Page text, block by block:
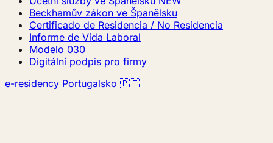
Beckhamův zákon ve Španělsku
Certificado de Residencia / No Residencia
Informe de Vida Laboral
Modelo 030
Digitální podpis pro firmy
e-residency Portugalsko 🇵🇹